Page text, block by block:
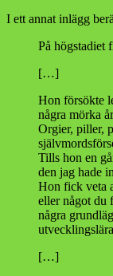
I ett annat inlägg
På högstadiet
[…]
Hon försökte
några mörka
Orgier, piller,
Tills hon en
den jag hade
Hon fick veta
eller något du
några
[…]